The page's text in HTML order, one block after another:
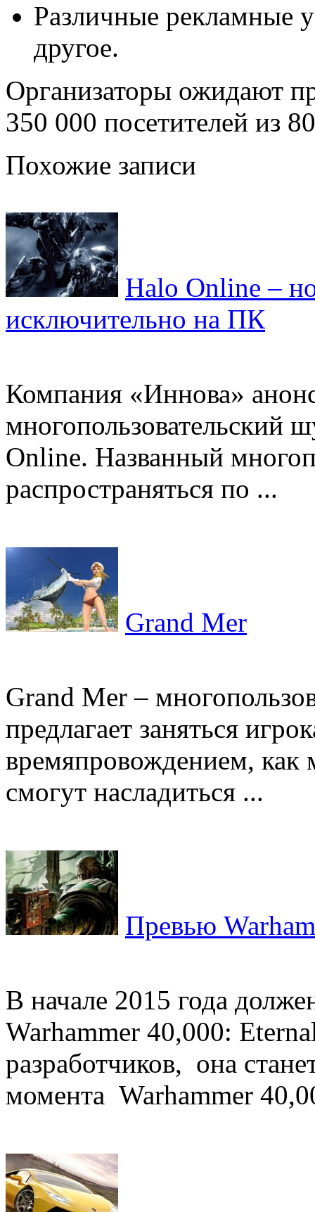
Различные рекламные
другое.
Организаторы ожидают
350 000 посетителей из
Похожие записи
Halo Online –
исключительно на ПК
Компания «Иннова»
многопользовательский
Online. Названный
распространяться по ...
Grand Mer
Grand Mer –
предлагает заняться
времяпровождением, как
смогут насладиться ...
Превью
В начале 2015 года
Warhammer 40,000:
разработчиков, она
момента Warhammer